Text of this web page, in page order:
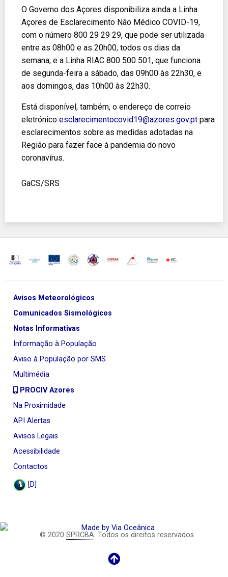
O Governo dos Açores disponibiliza ainda a Linha
Açores de Esclarecimento Não Médico COVID-19,
com o número 800 29 29 29, que pode ser utilizada
entre as 08h00 e as 20h00, todos os dias da
semana, e a Linha RIAC 800 500 501, que funciona
de segunda-feira a sábado, das 09h00 às 22h30, e
aos domingos, das 10h00 às 22h30.
Está disponível, também, o endereço de correio
eletrónico esclarecimentocovid19@azores.gov.pt para
esclarecimentos sobre as medidas adotadas na
Região para fazer face à pandemia do novo
coronavírus.
GaCS/SRS
Avisos Meteorológicos
Comunicados Sismológicos
Notas Informativas
Informação à População
Aviso à População por SMS
Multimédia
PROCIV Azores
Na Proximidade
API Alertas
Avisos Legais
Acessibilidade
Contactos
[D]
© 2020 SPRCBA. Todos os direitos reservados..